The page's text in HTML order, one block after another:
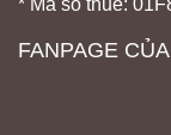
* Mã số thuế:
FANPAGE